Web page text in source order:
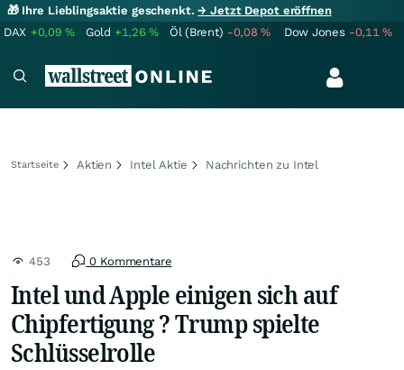
🎁 Ihre Lieblingsaktie geschenkt.→ Jetzt Depot eröffnen
DAX +0,09% Gold +1,26% Öl (Brent) -0,08% Dow Jones -0,11%
Startseite Aktien Intel Aktie Nachrichten zu Intel
453 0 Kommentare
Intel und Apple einigen sich auf
Chipfertigung ? Trump spielte
Schlüsselrolle